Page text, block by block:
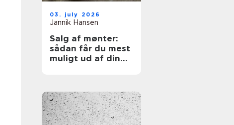
03. july 2026
Jannik Hansen
Salg af mønter:
sådan får du mest
muligt ud af din